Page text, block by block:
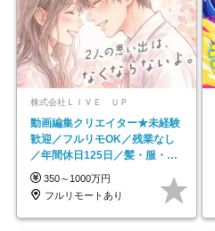
株式会社ＬＩＶＥ ＵＰ
動画編集クリエイター★未経験
歓迎／フルリモOK／残業なし
／年間休日125日／髪・服・ネ
イル自由／研修充実で安心
350～1000万円
フルリモートあり